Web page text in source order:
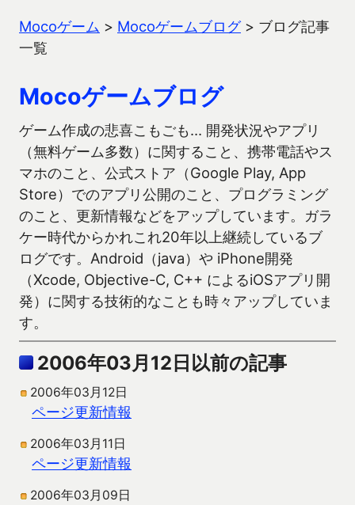
Mocoゲーム > Mocoゲームブログ> ブログ記事
一覧
Mocoゲームブログ
ゲーム作成の悲喜こもごも… 開発状況やアプリ
（無料ゲーム多数）に関すること、携帯電話やス
マホのこと、公式ストア（Google Play, App
Store）でのアプリ公開のこと、プログラミング
のこと、更新情報などをアップしています。ガラ
ケー時代からかれこれ20年以上継続しているブ
ログです。Android（java）や iPhone開発
（Xcode, Objective-C, C++ によるiOSアプリ開
発）に関する技術的なことも時々アップしていま
す。
2006年03月12日以前の記事
2006年03月12日
ページ更新情報
2006年03月11日
ページ更新情報
2006年03月09日